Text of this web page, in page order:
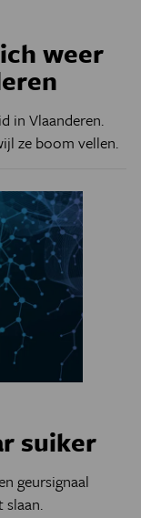
weer
in Vlaanderen.
ze boom vellen.
suiker
geursignaal